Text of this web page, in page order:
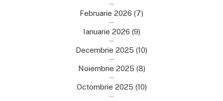
Februarie 2026 (7)
Ianuarie 2026 (9)
Decembrie 2025 (10)
Noiembrie 2025 (8)
Octombrie 2025 (10)